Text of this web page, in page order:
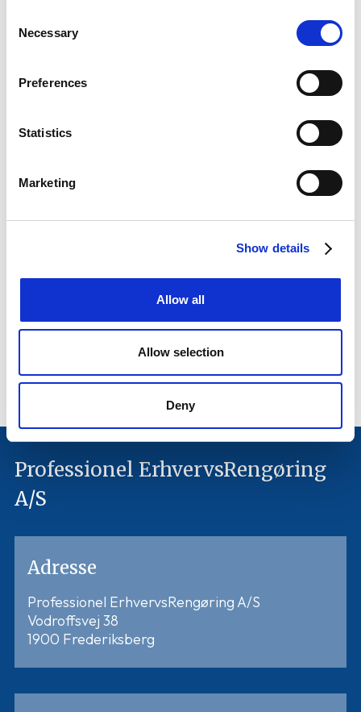
Selection
Necessary
Preferences
Statistics
Marketing
Show details
Allow all
Allow selection
Deny
Vi har over 30 års erfaring
indenfor rengøring
Kontakt os på telefon 33
256 256
Professionel ErhvervsRengøring
A/S
Adresse
Professionel ErhvervsRengøring A/S
Vodroffsvej 38
1900 Frederiksberg